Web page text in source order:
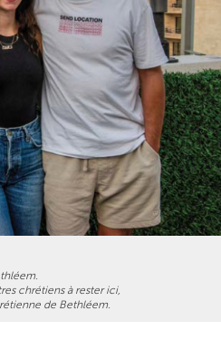
chrétiens à rester ici,
de Bethléem.